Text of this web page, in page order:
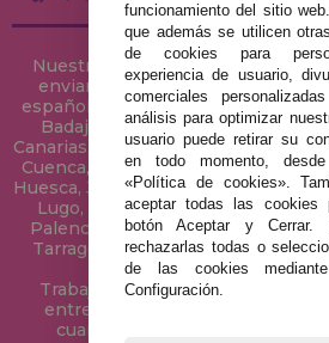
Nuestra tienda de puzzles está
enviamos tus puzzles a
español: Álava, Albacete, Alicante,
Badajoz, Baleares, Barcelona,
Canarias, Cantabria, Castellón,
Cuenca, Gerona, Granada,
Huesca, Jaén, La Coruña, La Rioja,
Lugo, Madrid, Málaga, Melilla,
Palencia, Pontevedra, Salamanca,
Tarragona, Tenerife, Teruel,
Vizcaya, Zamora y
Trabajamos con Stocks
entregas rápidas en territorio
cuando el pedido se realice
funcionamiento del sitio
que además se utilicen
de cookies para
experiencia de usuario,
comerciales
análisis para optimizar
usuario puede retirar su
en todo momento,
«Política de cookies».
aceptar todas las cookies
botón Aceptar y Cerrar.
rechazarlas todas o
de las cookies
Configuración.